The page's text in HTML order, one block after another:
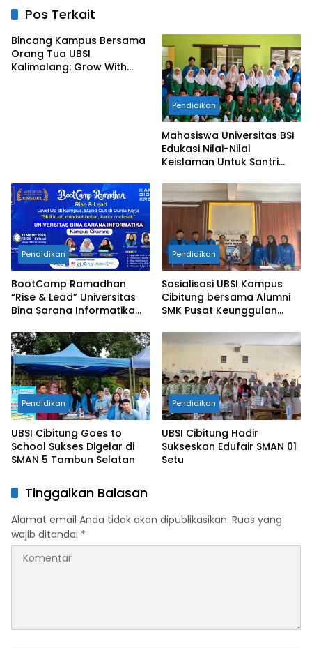
Pos Terkait
Bincang Kampus Bersama
Orang Tua UBSI
Kalimalang: Grow With
Pendidikan
Mahasiswa Universitas BSI
Edukasi Nilai-Nilai
Keislaman Untuk Santri
Selatan
Pendidikan
BootCamp Ramadhan
“Rise & Lead” Universitas
Bina Sarana Informatika
Pendidikan
Sosialisasi UBSI Kampus
Cibitung bersama Alumni
SMK Pusat Keunggulan
Pendidikan
UBSI Cibitung Goes to
School Sukses Digelar di
SMAN 5 Tambun Selatan
Pendidikan
UBSI Cibitung Hadir
Sukseskan Edufair SMAN 01
Setu
Tinggalkan Balasan
Alamat email Anda tidak akan dipublikasikan. Ruas yang
wajib ditandai *